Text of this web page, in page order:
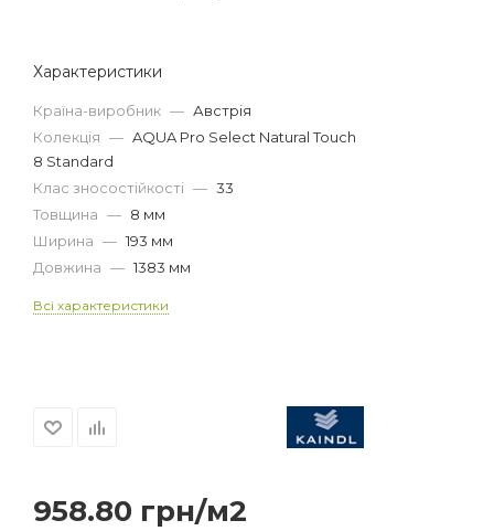
Характеристики
Країна-виробник — Австрія
Колекція — AQUA Pro Select Natural Touch
8 Standard
Клас зносостійкості — 33
Товщина — 8 мм
Ширина — 193 мм
Довжина — 1383 мм
Всі характеристики
958.80 грн/м2